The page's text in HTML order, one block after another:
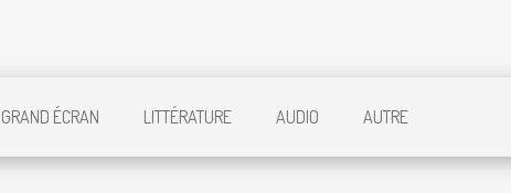
GRAND ÉCRAN LITTÉRATURE AUDIO AUTRE